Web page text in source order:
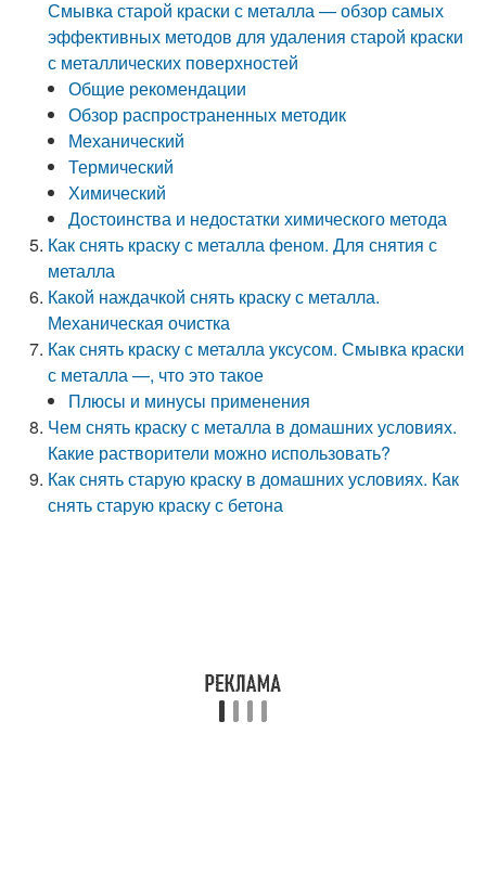
Смывка старой краски с металла — обзор самых
эффективных методов для удаления старой краски
с металлических поверхностей
Общие рекомендации
Обзор распространенных методик
Механический
Термический
Химический
Достоинства и недостатки химического метода
Как снять краску с металла феном. Для снятия с
металла
Какой наждачкой снять краску с металла.
Механическая очистка
Как снять краску с металла уксусом. Смывка краски
с металла —, что это такое
Плюсы и минусы применения
Чем снять краску с металла в домашних условиях.
Какие растворители можно использовать?
Как снять старую краску в домашних условиях. Как
снять старую краску с бетона